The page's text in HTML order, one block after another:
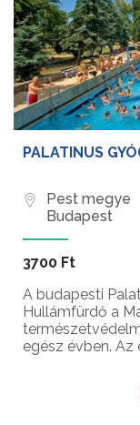
PALATINUS
Pest megye
Budapest
3700 Ft
A budapesti
Hullámfürdő a
egész évben.
csúszdákkal
nyújt a pihenni